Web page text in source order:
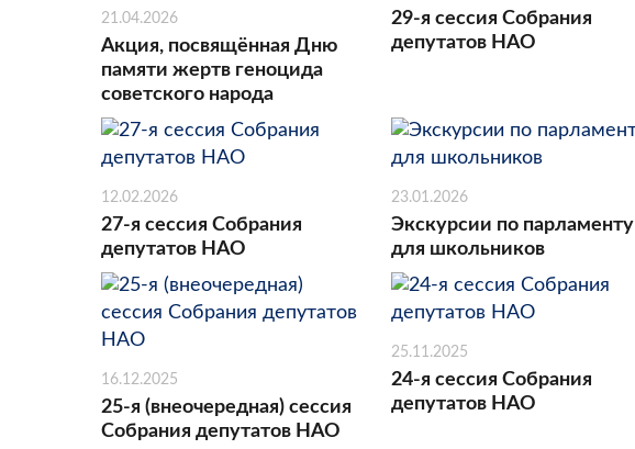
21.04.2026
Акция, посвящённая Дню
памяти жертв геноцида
советского народа
29-я сессия Собрания
депутатов НАО
12.02.2026
27-я сессия Собрания
депутатов НАО
23.01.2026
Экскурсии по парламенту
для школьников
16.12.2025
25-я (внеочередная) сессия
Собрания депутатов НАО
25.11.2025
24-я сессия Собрания
депутатов НАО